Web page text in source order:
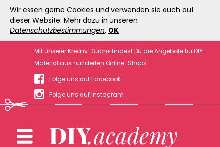
Wir essen gerne Cookies und verwenden sie auch auf
dieser Website. Mehr dazu in unseren
Datenschutzbestimmungen. OK
Mit unserer Kreativ-Suche findest Du die Angebote für DIY-
Material aus hunderten Online-Shops.
Folge uns auf Facebook
Folge uns auf Instagram